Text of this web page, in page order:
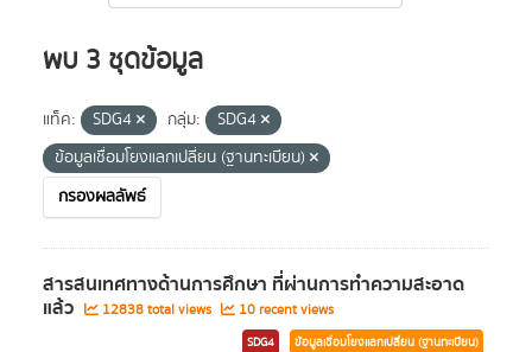
พบ 3 ชุดข้อมูล
แท็ค: SDG4 กลุ่ม:
SDG4
ข้อมูลเชื่อมโยงแลกเปลี่ยน (ฐานทะเบียน)
กรองผลลัพธ์
สารสนเทศทางด้านการศึกษา ที่ผ่านการทำความสะอาด
แล้ว 12838 total views 10 recent views
SDG4 ข้อมูลเชื่อมโยงแลกเปลี่ยน (ฐานทะเบียน)